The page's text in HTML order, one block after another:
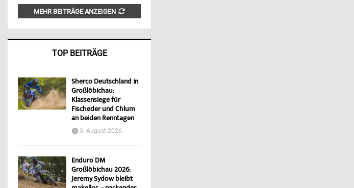
MEHR BEITRÄGE ANZEIGEN
TOP BEITRÄGE
Sherco Deutschland in
Großlöbichau:
Klassensiege für
Fischeder und Chlum
an beiden Renntagen
3. August 2026
Enduro DM
Großlöbichau 2026:
Jeremy Sydow bleibt